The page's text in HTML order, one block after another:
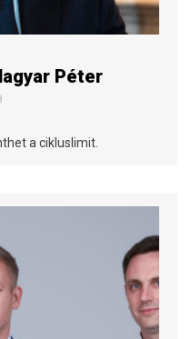
Péter
a cikluslimit.